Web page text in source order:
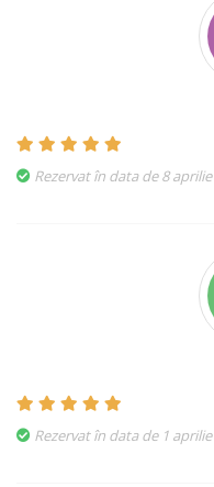
Rezervat în data de 8
Rezervat în data de 1